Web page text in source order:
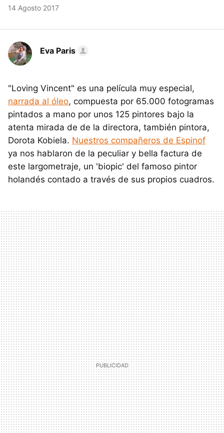
14 Agosto 2017
Eva Paris
"Loving Vincent" es una película muy especial,
narrada al óleo, compuesta por 65.000 fotogramas
pintados a mano por unos 125 pintores bajo la
atenta mirada de de la directora, también pintora,
Dorota Kobiela. Nuestros compañeros de Espinof
ya nos hablaron de la peculiar y bella factura de
este largometraje, un 'biopic' del famoso pintor
holandés contado a través de sus propios cuadros.